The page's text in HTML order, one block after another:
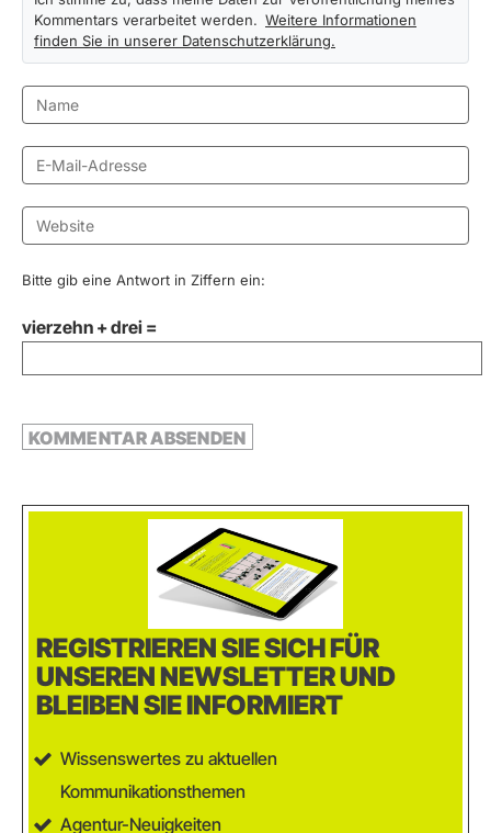
Kommentars verarbeitet werden. Weitere Informationen
finden Sie in unserer Datenschutzerklärung.
Bitte gib eine Antwort in Ziffern ein:
vierzehn + drei =
REGISTRIEREN SIE SICH FÜR
UNSEREN NEWSLETTER UND
BLEIBEN SIE INFORMIERT
Wissenswertes zu aktuellen
Kommunikationsthemen
Agentur-Neuigkeiten